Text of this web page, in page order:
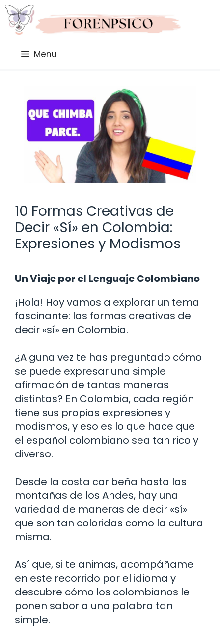
Saltar
al
contenido
Menu
10 Formas Creativas de
Decir «Sí» en Colombia:
Expresiones y Modismos
Un Viaje por el Lenguaje Colombiano
¡Hola! Hoy vamos a explorar un tema
fascinante: las formas creativas de
decir «sí» en Colombia.
¿Alguna vez te has preguntado cómo
se puede expresar una simple
afirmación de tantas maneras
distintas? En Colombia, cada región
tiene sus propias expresiones y
modismos, y eso es lo que hace que
el español colombiano sea tan rico y
diverso.
Desde la costa caribeña hasta las
montañas de los Andes, hay una
variedad de maneras de decir «sí»
que son tan coloridas como la cultura
misma.
Así que, si te animas, acompáñame
en este recorrido por el idioma y
descubre cómo los colombianos le
ponen sabor a una palabra tan
simple.